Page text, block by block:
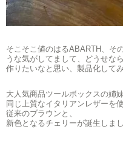
そこそこ値のはるABARTH、そ
うな気がしてまして、どうせな
作りたいなと思い、製品化して
大人気商品ツールボックスの姉
同じ上質なイタリアンレザーを
従来のブラウンと、
新色となるチェリーが誕生しま